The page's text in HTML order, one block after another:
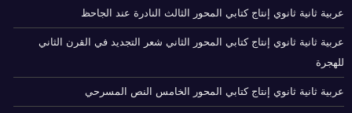
عربية ثانية ثانوي إنتاج كتابي المحور الثالث النادرة عند الجاحظ
عربية ثانية ثانوي إنتاج كتابي المحور الثاني شعر التجديد في القرن الثاني
للهجرة
عربية ثانية ثانوي إنتاج كتابي المحور الخامس النص المسرحي